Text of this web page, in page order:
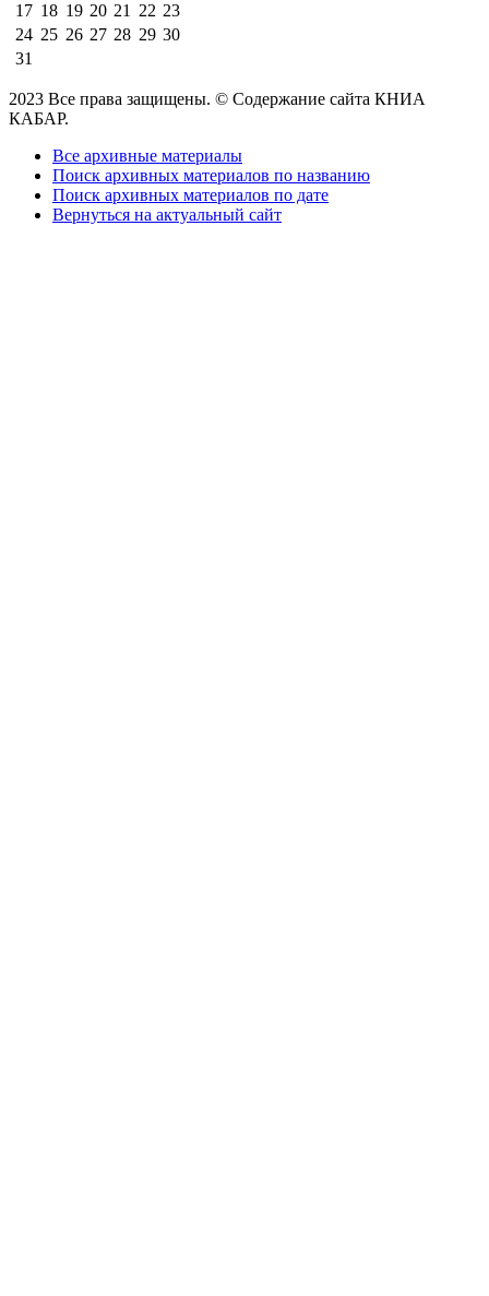
17 18 19 20 21 22 23
24 25 26 27 28 29 30
31
2023 Все права защищены. © Содержание сайта КНИА
КАБАР.
Все архивные материалы
Поиск архивных материалов по названию
Поиск архивных материалов по дате
Вернуться на актуальный сайт